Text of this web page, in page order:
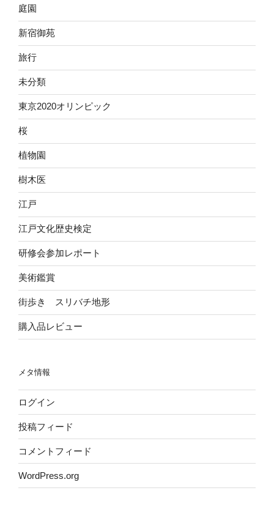
庭園
新宿御苑
旅行
未分類
東京2020オリンピック
桜
植物園
樹木医
江戸
江戸文化歴史検定
研修会参加レポート
美術鑑賞
街歩き スリバチ地形
購入品レビュー
メタ情報
ログイン
投稿フィード
コメントフィード
WordPress.org